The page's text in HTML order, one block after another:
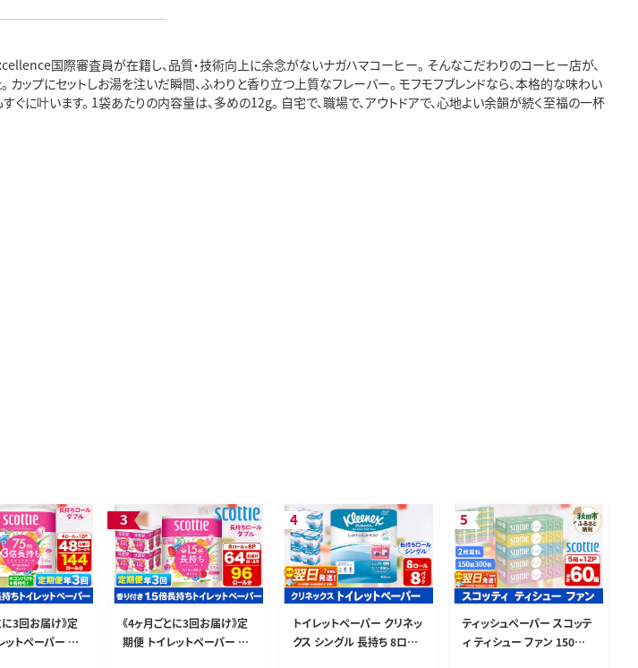
国際審査員が在籍し、品質・技術向上に余念がないナガハマコーヒー。 そんなこだわりのコーヒー店が、
カップにセットしお湯を注いだ瞬間、ふわりと香り立つ上質なフレーバー。 モフモフブレンドなら、本格的な味わい
に叶います。 1袋あたりの内容量は、多めの12g。 自宅で、職場で、アウトドアで、心地よい余韻が続く至福の一杯
に3回お届け》定
ットペーパー ス
《4ヶ月ごとに3回お届け》定
期便 トイレットペーパー ス
トイレットペーパー クリネッ
クス シングル 長持ち 8ロー
ティッシュペーパー スコッテ
ィ ティシュー ファン 150組 5